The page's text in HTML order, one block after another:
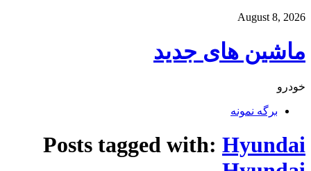
August 8, 2026
ماشین های جدید
خودرو
برگه نمونه
Posts tagged with: Hyundai